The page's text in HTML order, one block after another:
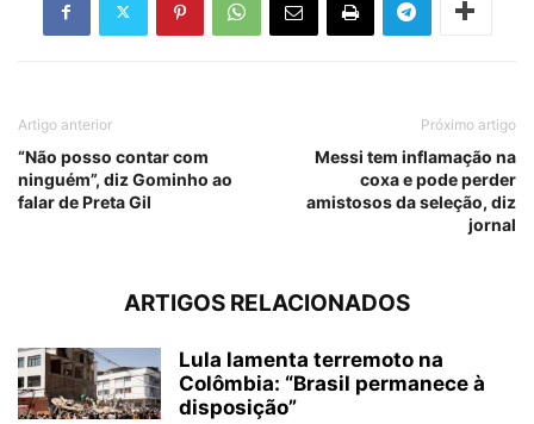
Artigo anterior
“Não posso contar com
ninguém”, diz Gominho ao
falar de Preta Gil
Próximo artigo
Messi tem inflamação na
coxa e pode perder
amistosos da seleção, diz
jornal
ARTIGOS RELACIONADOS
Lula lamenta terremoto na
Colômbia: “Brasil permanece à
disposição”